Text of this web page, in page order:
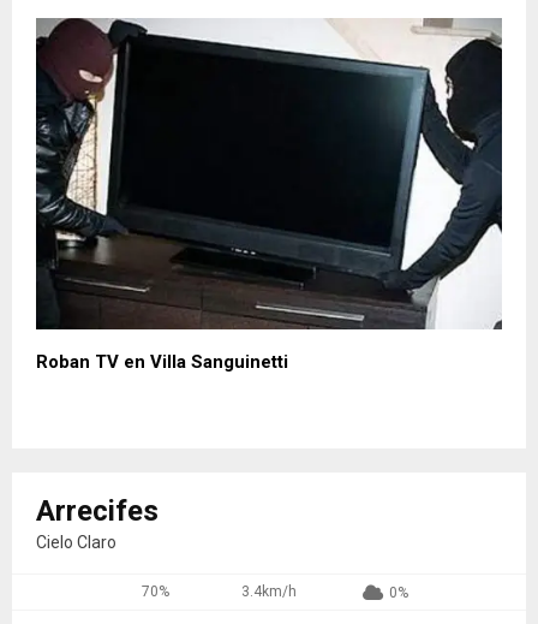
Roban TV en Villa Sanguinetti
Arrecifes
Cielo Claro
70% 3.4km/h 0%